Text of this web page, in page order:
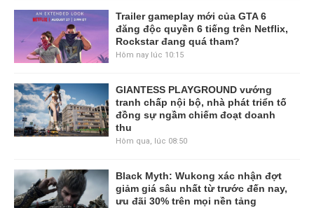
Trailer gameplay mới của GTA 6
đăng độc quyền 6 tiếng trên Netflix,
Rockstar đang quá tham?
Hôm nay lúc 10:15
GIANTESS PLAYGROUND vướng
tranh chấp nội bộ, nhà phát triển tố
đồng sự ngầm chiếm đoạt doanh
thu
Hôm qua, lúc 08:50
Black Myth: Wukong xác nhận đợt
giảm giá sâu nhất từ trước đến nay,
ưu đãi 30% trên mọi nền tảng